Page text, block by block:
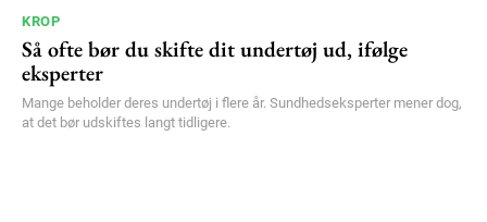
KROP
Så ofte bør du skifte dit undertøj ud, ifølge
eksperter
Mange beholder deres undertøj i flere år. Sundhedseksperter mener dog,
at det bør udskiftes langt tidligere.